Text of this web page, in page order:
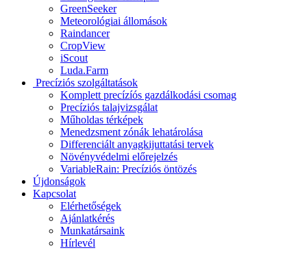
GreenSeeker
Meteorológiai állomások
Raindancer
CropView
iScout
Luda.Farm
Precíziós szolgáltatások
Komplett precízíós gazdálkodási csomag
Precíziós talajvizsgálat
Műholdas térképek
Menedzsment zónák lehatárolása
Differenciált anyagkijuttatási tervek
Növényvédelmi előrejelzés
VariableRain: Precíziós öntözés
Újdonságok
Kapcsolat
Elérhetőségek
Ajánlatkérés
Munkatársaink
Hírlevél